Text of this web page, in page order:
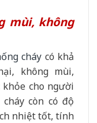
mùi, không
cháy có khả
không mùi,
cho người
còn có độ
nhiệt tốt, tính